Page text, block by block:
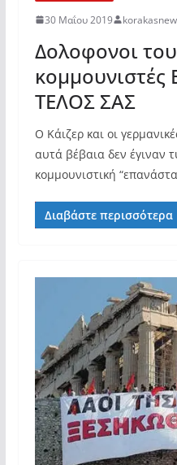
30 Μαΐου 2019
Δολοφονοι
κομμουνιστές
ΤΕΛΟΣ ΣΑΣ
Ο Κάιζερ και οι
αυτά βέβαια δεν έγιναν
κομμουνιστική
Διαβάστε περισσότερα